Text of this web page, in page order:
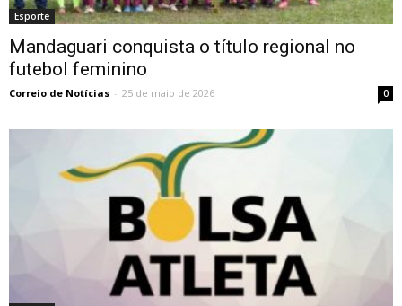
Esporte
Mandaguari conquista o título regional no
futebol feminino
Correio de Notícias - 25 de maio de 2026 0